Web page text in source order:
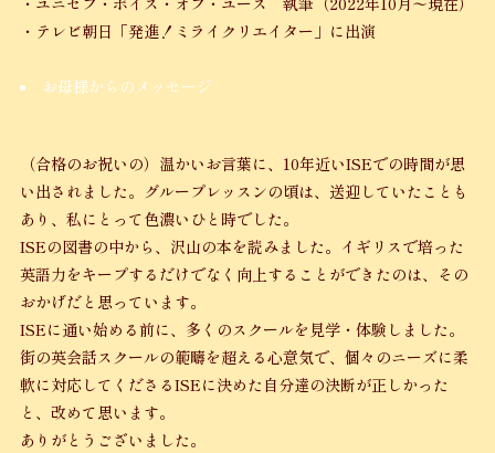
・テレビ朝日「発進！ミライクリエイター」に出演
お母様からのメッセージ
（合格のお祝いの）温かいお言葉に、10年近いISEでの時間が思
い出されました。グループレッスンの頃は、送迎していたことも
あり、私にとって色濃いひと時でした。
ISEの図書の中から、沢山の本を読みました。イギリスで培った
英語力をキープするだけでなく向上することができたのは、その
おかげだと思っています。
ISEに通い始める前に、多くのスクールを見学・体験しました。
街の英会話スクールの範疇を超える心意気で、個々のニーズに柔
軟に対応してくださるISEに決めた自分達の決断が正しかった
と、改めて思います。
ありがとうございました。